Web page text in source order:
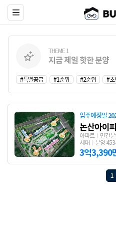
THEME 1
지금 제일 핫한 분양
#특별공급 #1순위 #2순위 #초
입주예정일
논산아이
아파트 민간
세대
분양 453
3억3,390
1